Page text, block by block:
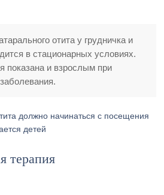
отита у грудничка и
в стационарных условиях.
показана и взрослым при
должно начинаться с посещения
детей
терапия